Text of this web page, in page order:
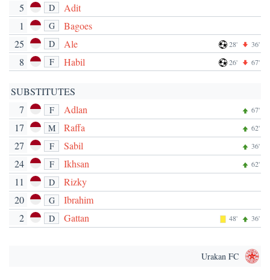
5 D
Adit
1
G
Bagoes
25
D Ale 28' 36'
8 F Habil 26' 67'
SUBSTITUTES
7
F Adlan 67'
17 M Raffa 62'
27 F Sabil 36'
24 F Ikhsan 62'
11 D
Rizky
20
G
Ibrahim
2
D Gattan 48' 36'
Urakan FC